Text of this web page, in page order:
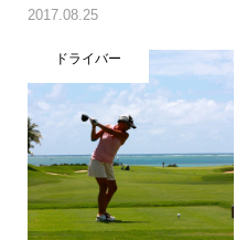
2017.08.25
ドライバー